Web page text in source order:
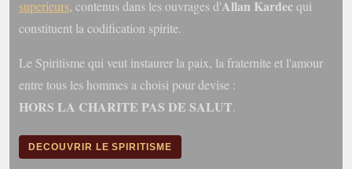
superieurs, contenus dans les ouvrages d'Allan Kardecqui
constituent la codification spirite.
Le Spiritisme qui veut instaurer la paix, la fraternite et l'amour
entre tous les hommes a choisi pour devise :
HORS LA CHARITE PAS DE SALUT.
DECOUVRIR LE SPIRITISME